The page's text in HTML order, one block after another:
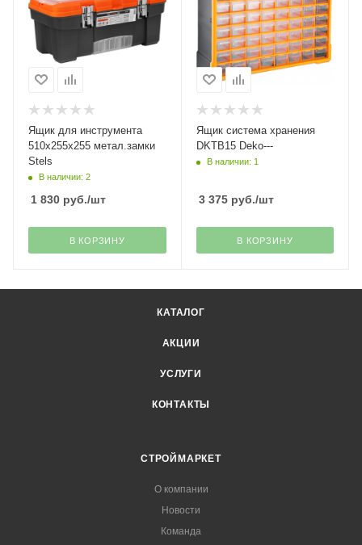
Ящик для инструмента
510х255х255 метал.замки
Stels
В наличии: 2
1 830 руб./шт
В КОРЗИНУ
Ящик система хранения
DKTB15 Deko---
В наличии: 1
3 375руб./шт
В КОРЗИНУ
КАТАЛОГ
АКЦИИ
УСЛУГИ
КОНТАКТЫ
СТРОЙМАРКЕТ
О компании
Новости
Команда